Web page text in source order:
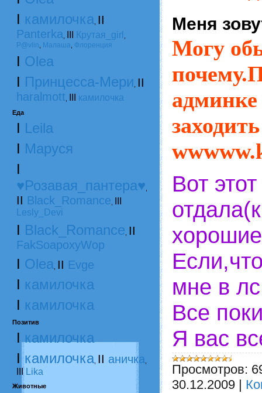
I камилочка II
Panterka
Крутая_girl
P@vlin Малаша Флоренция
I Olea
I Принцесса-Мери II
haralmott
камилочка
Еда
I Leila
I Маруся
I
♥Розавая_пантера♥
II Black_Romance
Lesly_Devi
I Black_Romance II
FakSoapoxyWop
I Olea II Evge
I камилочка
I камилочка
Позитив
I камилочка
Iкамилочка II аничка
III Lika
Животные
Меня
Могу
админке
Вот
мне в
Все
Я вас
Просмотров:
30.12.2009